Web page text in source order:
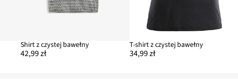
Shirt z czystej bawełny
42,99 zł
T-shirt z czystej bawełny
34,99 zł